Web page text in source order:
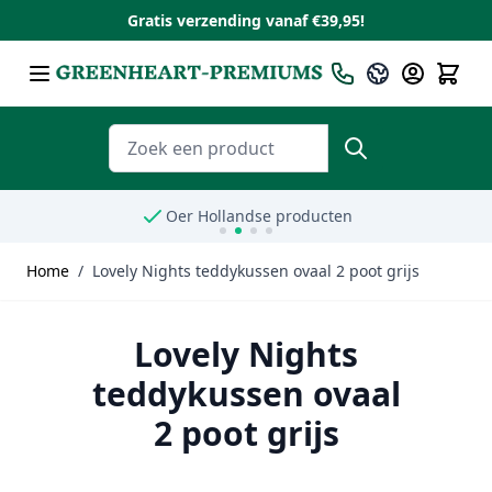
Gratis verzending vanaf €39,95!
Taal
Nederlands
Zoeken
Oer Hollandse producten
Home / Lovely Nights teddykussen ovaal 2 poot grijs
Lovely Nights
teddykussen ovaal
2 poot grijs